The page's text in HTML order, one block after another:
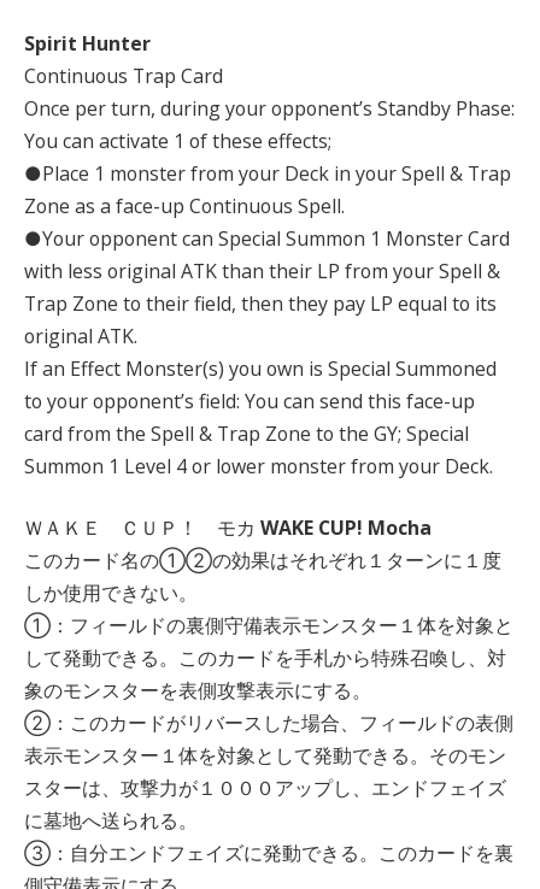
Spirit Hunter
Continuous Trap Card
Once per turn, during your opponent’s Standby Phase:
You can activate 1 of these effects;
●Place 1 monster from your Deck in your Spell & Trap
Zone as a face-up Continuous Spell.
●Your opponent can Special Summon 1 Monster Card
with less original ATK than their LP from your Spell &
Trap Zone to their field, then they pay LP equal to its
original ATK.
If an Effect Monster(s) you own is Special Summoned
to your opponent’s field: You can send this face-up
card from the Spell & Trap Zone to the GY; Special
Summon 1 Level 4 or lower monster from your Deck.
ＷＡＫＥ ＣＵＰ！ モカ WAKE CUP! Mocha
このカード名の①②の効果はそれぞれ１ターンに１度
しか使用できない。
①：フィールドの裏側守備表示モンスター１体を対象と
して発動できる。このカードを手札から特殊召喚し、対
象のモンスターを表側攻撃表示にする。
②：このカードがリバースした場合、フィールドの表側
表示モンスター１体を対象として発動できる。そのモン
スターは、攻撃力が１０００アップし、エンドフェイズ
に墓地へ送られる。
③：自分エンドフェイズに発動できる。このカードを裏